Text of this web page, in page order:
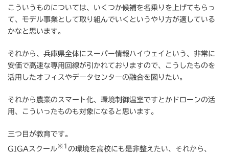
こういうものについては、いくつか候補を名乗りを上げてもらっ
て、モデル事業として取り組んでいくというやり方が適している
かなと思います。
それから、兵庫県全体にスーパー情報ハイウェイという、非常に
安価で高速な専用回線が引かれておりますので、こうしたものを
活用したオフィスやデータセンターの融合を図りたい。
それから農業のスマート化、環境制御温室ですとかドローンの活
用、こういったものも対象になると思います。
三つ目が教育です。
GIGAスクール※1 の環境を高校にも是非整えたい、それから、